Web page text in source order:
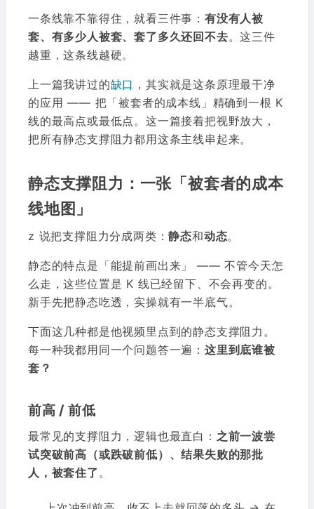
一条线靠不靠得住，就看三件事： 有没有人被
套、有多少人被套、套了多久还回不去。这三件
越重，这条线越硬。
上一篇我讲过的缺口 ，其实就是这条原理最干净
的应用 —— 把「被套者的成本线」精确到一根 K
线的最高点或最低点。这一篇接着把视野放大，
把所有静态支撑阻力都用这条主线串起来。
静态支撑阻力：一张「被套者的成本
线地图」
z 说把支撑阻力分成两类：静态和动态。
静态的特点是「能提前画出来」 —— 不管今天怎
么走，这些位置是 K 线已经留下、不会再变的。
新手先把静态吃透，实操就有一半底气。
下面这几种都是他视频里点到的静态支撑阻力。
每一种我都用同一个问题答一遍：这里到底谁被
套？
前高 / 前低
最常见的支撑阻力，逻辑也最直白： 之前一波尝
试突破前高（或跌破前低）、结果失败的那批
人，被套住了。